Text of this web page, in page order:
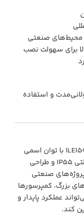
و استفاده
الکتروموتور زیمنس 1LE1502‑3AB53‑4AA4 با توان اسمی
۲۰۰ کیلووات, ساختار مقاوم، کلاس حفاظتی IP55 و طراحی
صنعتی
بزرگ، کمپرسورها
عملکرد پایدار و
کند.